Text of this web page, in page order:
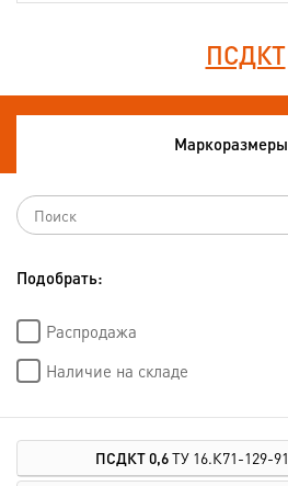
ПСДКТ
Маркоразмеры
Подобрать:
Распродажа
Наличие на складе
ПСДКТ 0,6ТУ 16.К71-129-91